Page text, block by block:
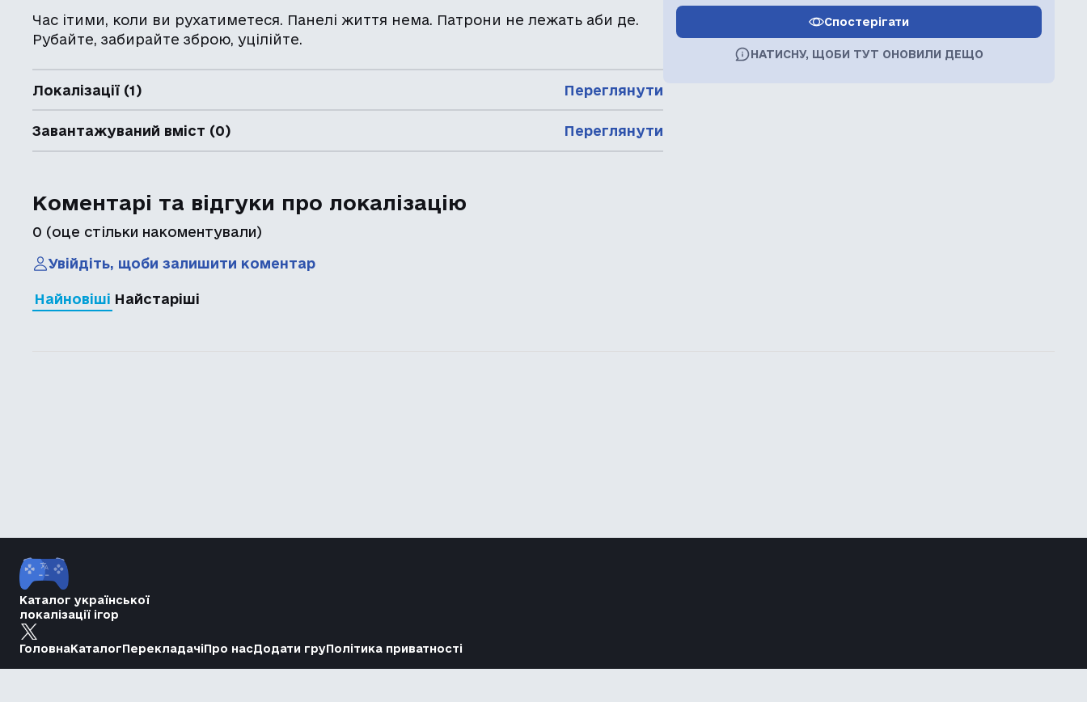
Час ітими, коли ви рухатиметеся. Панелі життя нема. Патрони не лежать аби де.
Рубайте, забирайте зброю, уцілійте.
Локалізації (1) Переглянути
Завантажуваний вміст (0) Переглянути
Коментарі та відгуки про локалізацію
0 (оце стільки накоментували)
Увійдіть, щоби залишити коментар
Найновіші Найстаріші
Спостерігати
НАТИСНУ, ЩОБИ ТУТ ОНОВИЛИ ДЕЩО
Каталог української
локалізації ігор
ГоловнаКаталогПерекладачіПро насДодати груПолітика приватності